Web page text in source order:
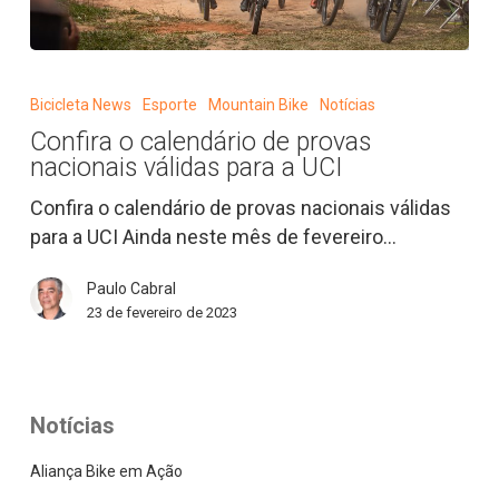
o
de
provas
nacionais
válidas
a
UCI
Bicicleta News Esporte Mountain Bike Notícias
Confira o calendário de provas
nacionais válidas para a UCI
Confira o calendário de provas nacionais válidas
para a UCI Ainda neste mês de fevereiro…
Paulo Cabral
23 de fevereiro de 2023
Notícias
Aliança Bike em Ação